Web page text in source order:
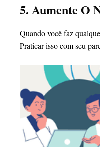
5. Aumente O
Quando você faz
Praticar isso com seu